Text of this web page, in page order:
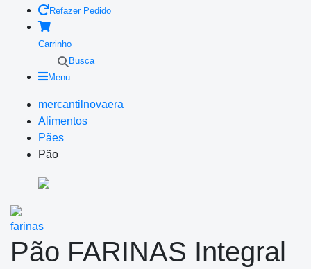
Refazer Pedido
Carrinho
Busca
Menu
mercantilnovaera
Alimentos
Pães
Pão
farinas
Pão FARINAS Integral